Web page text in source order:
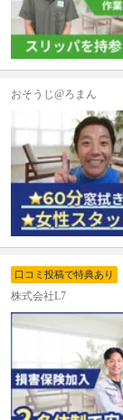
おそうじ@ろまん
口コミ投稿で特典あり
株式会社L7